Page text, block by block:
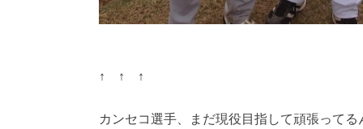
↑ ↑ ↑
カンセコ選手、まだ現役目指して頑張ってる